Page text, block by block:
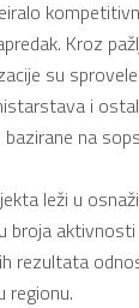
Kroz
su
i
na
leži u
broja
rezultata
regionu.